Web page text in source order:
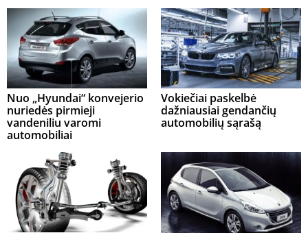
Nuo „Hyundai“ konvejerio
nuriedės pirmieji
vandeniliu varomi
automobiliai
Vokiečiai paskelbė
dažniausiai gendančių
automobilių sąrašą